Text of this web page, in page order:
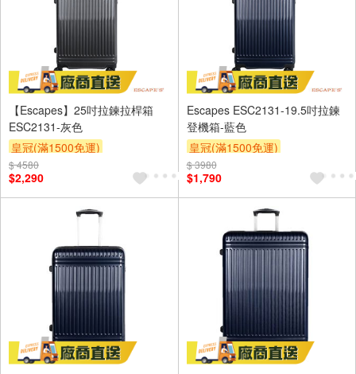
【Escapes】25吋拉鍊拉桿箱
ESC2131-灰色
皇冠(滿1500免運)
$ 4580
$2,290
Escapes ESC2131-19.5吋拉鍊
登機箱-藍色
皇冠(滿1500免運)
$ 3980
$1,790